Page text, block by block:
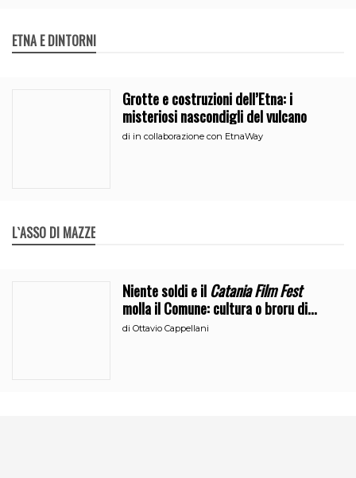
ETNA E DINTORNI
Grotte e costruzioni dell’Etna: i
misteriosi nascondigli del vulcano
di in collaborazione con EtnaWay
L`ASSO DI MAZZE
Niente soldi e ilCatania Film Fest
molla il Comune: cultura o broru di
ciciri?
diOttavio Cappellani